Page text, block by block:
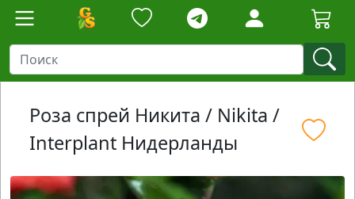
Роза спрей Никита / Nikita /
Interplant Нидерланды